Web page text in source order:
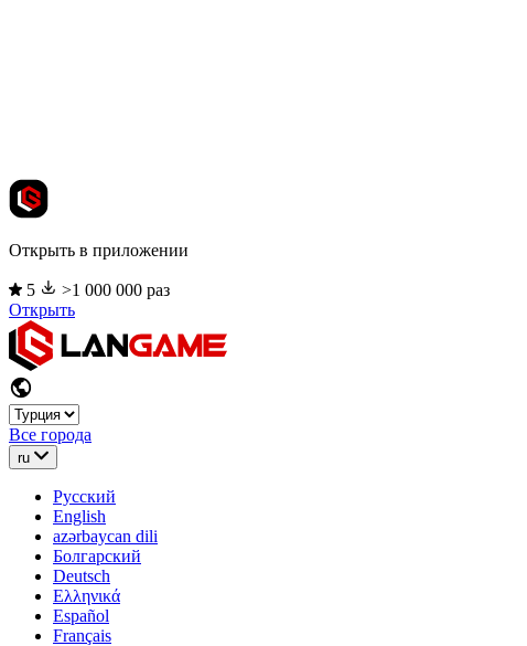
Открыть в приложении
5
>1 000 000 раз
Открыть
Все города
ru
Русский
English
azərbaycan dili
Болгарский
Deutsch
Ελληνικά
Español
Français